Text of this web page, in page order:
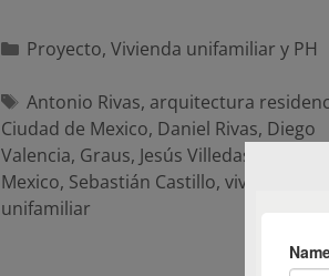
Categorías
Proyecto, Vivienda unifamiliar y PH
Etiquetas
Antonio Rivas, arquitectura
Ciudad de Mexico, Daniel Rivas, Diego
Valencia, Graus, Jesús Villedas
Mexico, Sebastián Castillo, vivienda
unifamiliar